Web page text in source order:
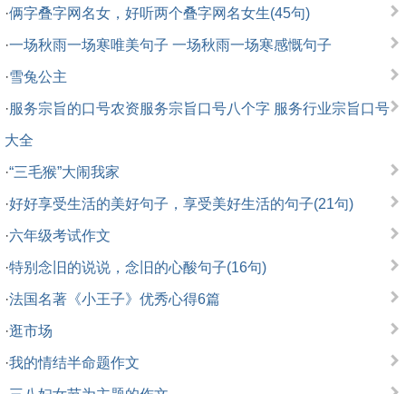
·俩字叠字网名女，好听两个叠字网名女生(45句)
·一场秋雨一场寒唯美句子 一场秋雨一场寒感慨句子
·雪兔公主
·服务宗旨的口号农资服务宗旨口号八个字 服务行业宗旨口号
大全
·“三毛猴”大闹我家
·好好享受生活的美好句子，享受美好生活的句子(21句)
·六年级考试作文
·特别念旧的说说，念旧的心酸句子(16句)
·法国名著《小王子》优秀心得6篇
·逛市场
·我的情结半命题作文